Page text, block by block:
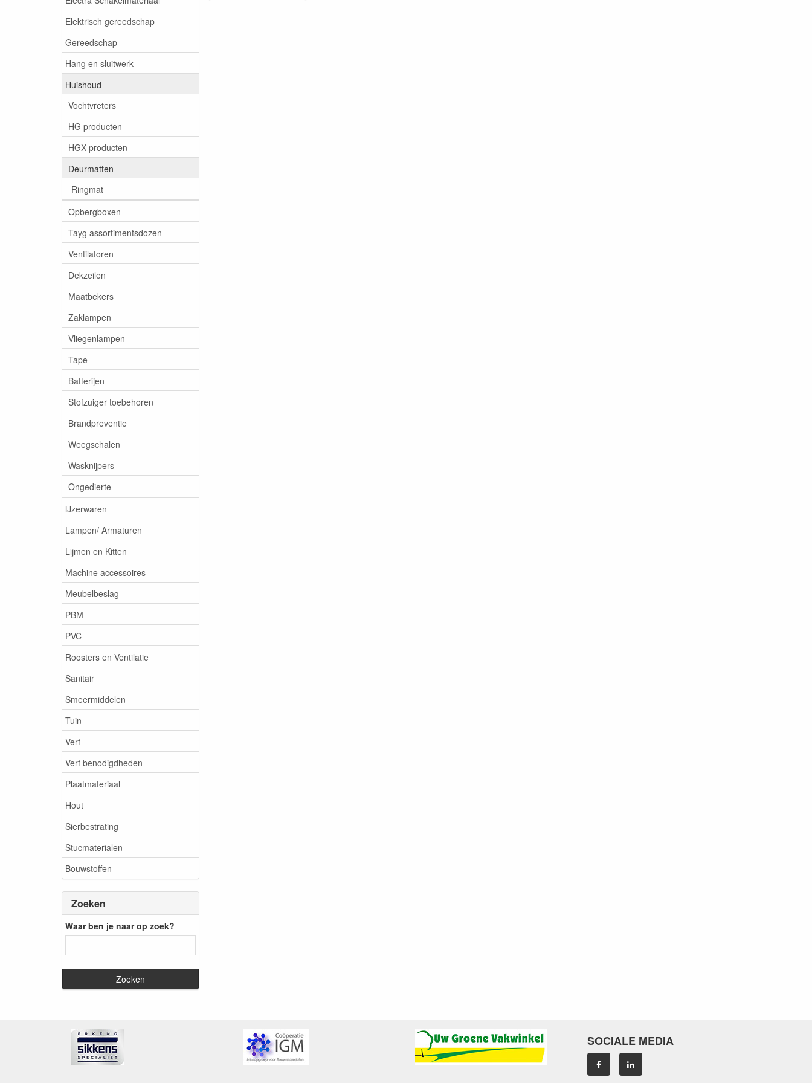
Elektrisch gereedschap
Gereedschap
Hang en sluitwerk
Huishoud
Vochtvreters
HG producten
HGX producten
Deurmatten
Ringmat
Opbergboxen
Tayg assortimentsdozen
Ventilatoren
Dekzeilen
Maatbekers
Zaklampen
Vliegenlampen
Tape
Batterijen
Stofzuiger toebehoren
Brandpreventie
Weegschalen
Wasknijpers
Ongedierte
IJzerwaren
Lampen/ Armaturen
Lijmen en Kitten
Machine accessoires
Meubelbeslag
PBM
PVC
Roosters en Ventilatie
Sanitair
Smeermiddelen
Tuin
Verf
Verf benodigdheden
Plaatmateriaal
Hout
Sierbestrating
Stucmaterialen
Bouwstoffen
Zoeken
Waar ben je naar op zoek?
SOCIALE MEDIA